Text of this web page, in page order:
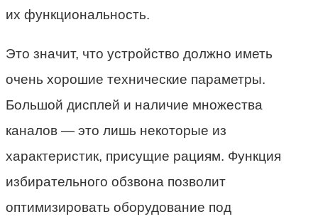
их функциональность.
Это значит, что устройство должно иметь
очень хорошие технические параметры.
Большой дисплей и наличие множества
каналов — это лишь некоторые из
характеристик, присущие рациям. Функция
избирательного обзвона позволит
оптимизировать оборудование под